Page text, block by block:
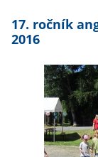
17. ročník
2016